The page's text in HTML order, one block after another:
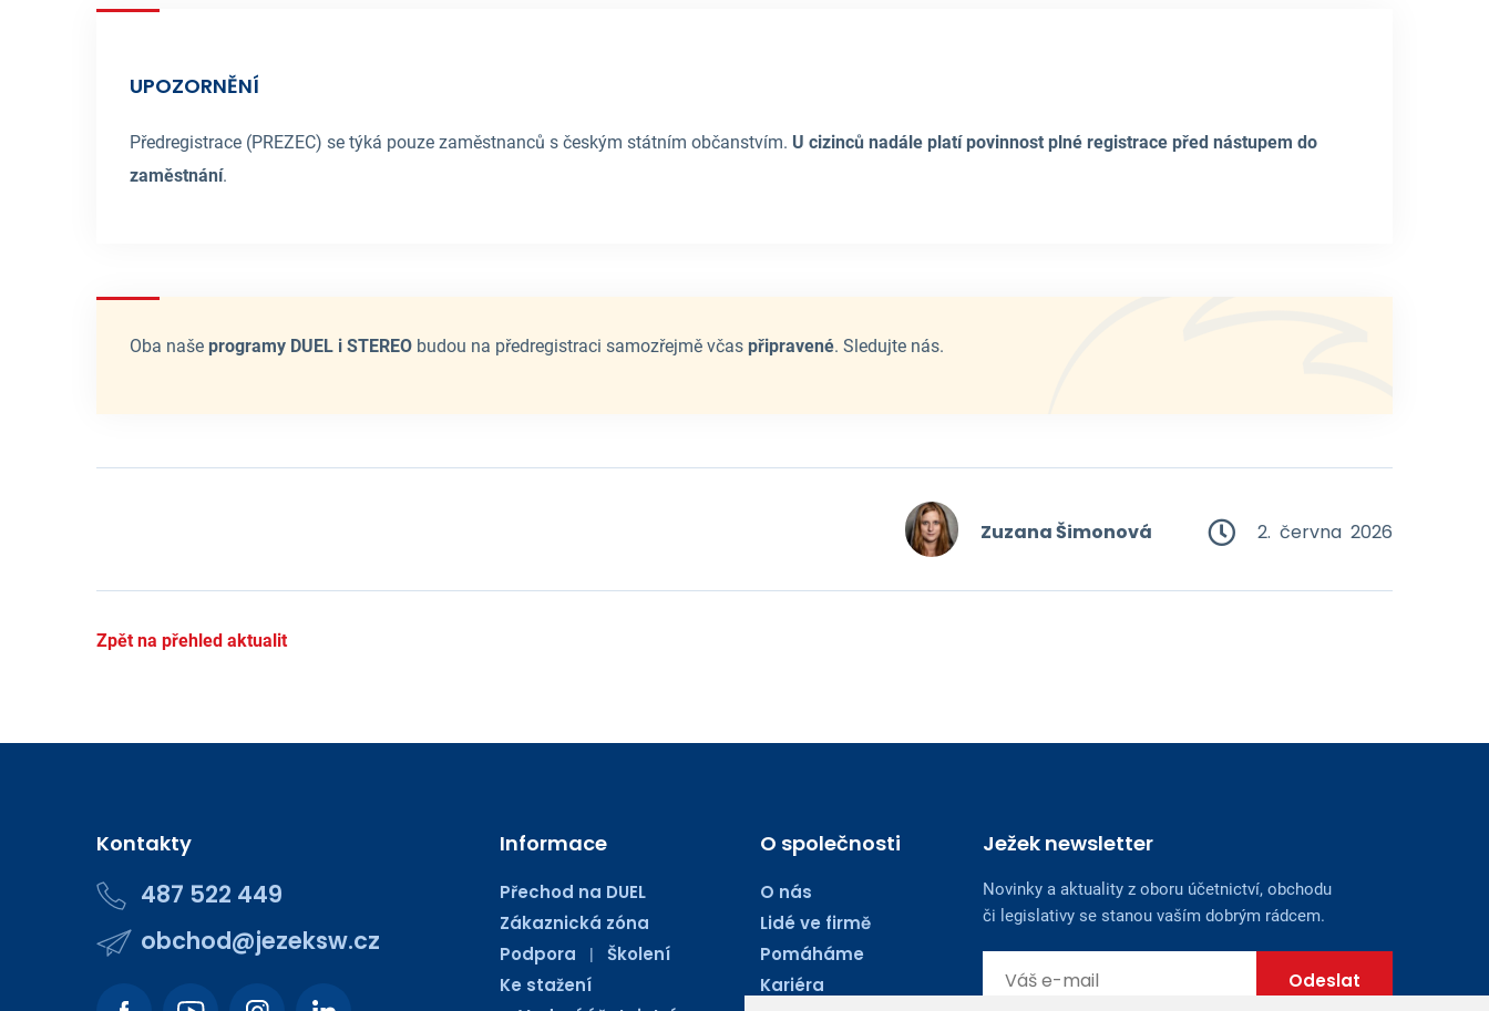
UPOZORNĚNÍ
Předregistrace (PREZEC) se týká pouze zaměstnanců s českým státním občanstvím. U cizinců nadále platí povinnost plné registrace před nástupem do
zaměstnání.
Oba naše programy DUEL i STEREO budou na předregistraci samozřejmě včas připravené. Sledujte nás.
2. června 2026
Zuzana Šimonová
Zpět na přehled aktualit
Kontakty
487 522 449
obchod@jezeksw.cz
Informace
Přechod na DUEL
Zákaznická zóna
Podpora
| Školení
Ke stažení
O společnosti
O nás
Lidé ve firmě
Pomáháme
Kariéra
Ježek newsletter
Novinky a aktuality z oboru účetnictví, obchodu
či legislativy se stanou vaším dobrým rádcem.